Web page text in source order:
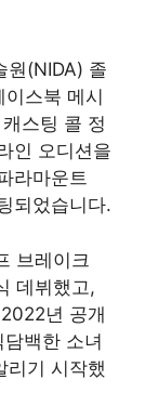
원(NIDA) 졸
스북 메시
스팅 콜 정
인 오디션을
라마운트
되었습니다.
브레이크
데뷔했고,
년 공개
담백한 소녀
리기 시작했